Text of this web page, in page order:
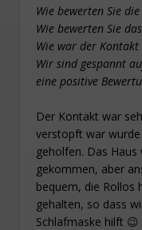
Wie bewerten Sie
Wie bewerten Sie
Wie war der
Wir sind gespannt
eine positive
Der Kontakt war
verstopft war
geholfen. Das
gekommen, aber
bequem, die Rollos
gehalten, so dass
Schlafmaske hilft